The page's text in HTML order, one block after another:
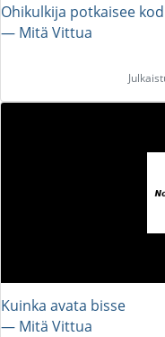
Ohikulkija potkaisee
― Mitä Vittua
Kuinka avata bisse
― Mitä Vittua